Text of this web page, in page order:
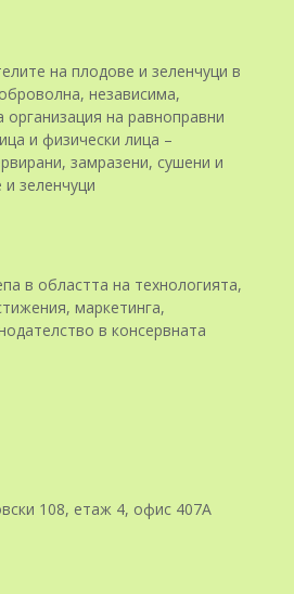
на плодове и зеленчуци в
независима,
на равноправни
и физически лица –
замразени, сушени и
зеленчуци
в областта на технологията,
маркетинга,
в консервната
108, етаж 4, офис 407А